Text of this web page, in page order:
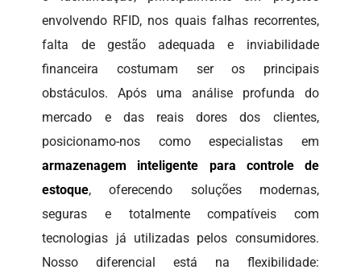
envolvendo RFID, nos quais falhas recorrentes,
falta de gestão adequada e inviabilidade
financeira costumam ser os principais
obstáculos. Após uma análise profunda do
mercado e das reais dores dos clientes,
posicionamo-nos como especialistas em
armazenagem inteligente para controle de
estoque, oferecendo soluções modernas,
seguras e totalmente compatíveis com
tecnologias já utilizadas pelos consumidores.
Nosso diferencial está na flexibilidade: